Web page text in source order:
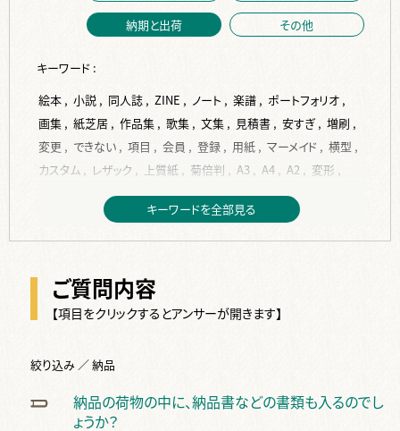
納期と出荷 その他
キーワード :
絵本 , 小説 , 同人誌 , ZINE , ノート , 楽譜 , ポートフォリオ ,
画集 , 紙芝居 , 作品集 , 歌集 , 文集 , 見積書 , 安すぎ , 増刷 ,
変更 , できない , 項目 , 会員 , 登録 , 用紙 , マーメイド , 横型 ,
カスタム , レザック , 上質紙 , 菊倍判 , A3 , A4 , A2 , 変形 ,
トレーシングペーパー ,B6 ,ISO216 ,
作成 , 入稿 , PDF ,背表紙 ,背幅 ,
計算 ,
Indesign ,フォント ,サイズ ,再入稿 ,単ページ ,データ ,
写真 ,ページ ,テンプレート ,
裏表紙 ,デザイン ,ppi ,換算 ,トンボ , 余白 ,差し替え ,
2段組 ,
画像 ,
タイトル ,白紙 ,カラー ,オリジナル ,色 ,オンデマンド ,
オフセット ,金 ,
キーワードを全部見る
ご質問内容
【項目をクリックするとアンサーが開きます】
絞り込み ／ 納品
納品の荷物の中に、納品書などの書類も入るのでし
ょうか？